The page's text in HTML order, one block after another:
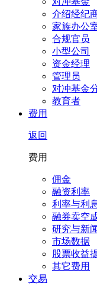
介绍经纪
家族办公
合规官员
小型公司
资金经理
管理员
对冲基金
教育者
费用
返回
费用
佣金
融资利率
利率与利
融券卖空
研究与新
市场数据
股票收益
其它费用
交易